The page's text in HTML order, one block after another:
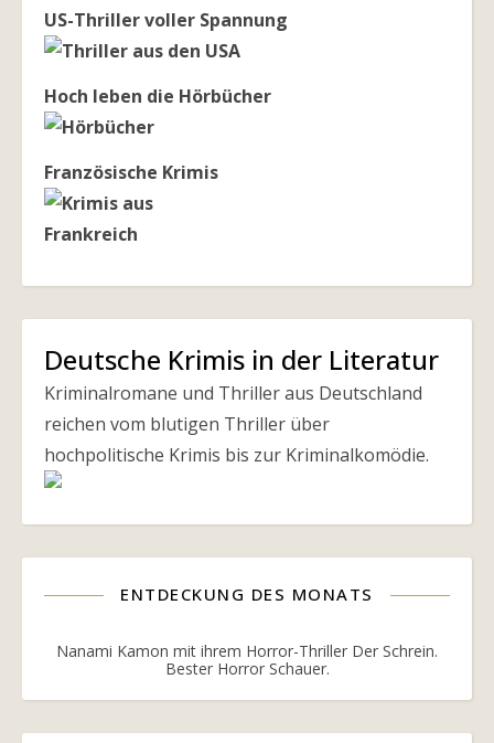
US-Thriller voller Spannung
Hoch leben die Hörbücher
Französische Krimis
Deutsche Krimis in der Literatur
Kriminalromane und Thriller aus Deutschland
reichen vom blutigen Thriller über
hochpolitische Krimis bis zur Kriminalkomödie.
ENTDECKUNG DES MONATS
Nanami Kamon mit ihrem Horror-Thriller Der Schrein.
Bester Horror Schauer.